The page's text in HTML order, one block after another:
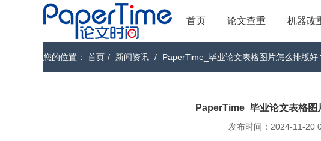
首页 论文查重 机器改
您的位置： 首页 / 新闻资讯 / PaperTime_毕业论文表格图片怎么排版好
PaperTime_毕业论文表格图
发布时间：2024-11-20